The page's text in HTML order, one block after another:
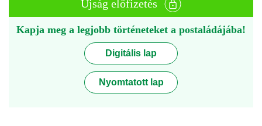
Újság előfizetés
Kapja meg a legjobb történeteket a postaládájába!
Digitális lap
Nyomtatott lap